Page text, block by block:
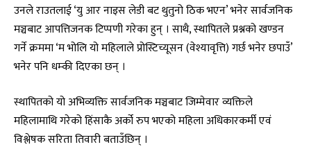
उनले राउतलाई ‘यु आर नाइस लेडी बट थुतुनो ठिक भएन’ भनेर सार्वजनिक
मञ्चबाट आपत्तिजनक टिप्पणी गरेका हुन् । साथै, स्थापितले प्रश्नको खण्डन
गर्ने क्रममा ‘म भोलि यो महिलाले प्रोस्टिच्यूसन (वेश्यावृत्ति) गर्छ भनेर छपाउँ’
भनेर पनि धम्की दिएका छन् ।
स्थापितको यो अभिव्यक्ति सार्वजनिक मञ्चबाट जिम्मेवार व्यक्तिले
महिलामाथि गरेको हिंसाकै अर्को रुप भएको महिला अधिकारकर्मी एवं
विश्लेषक सरिता तिवारी बताउँछिन् ।